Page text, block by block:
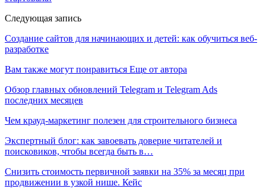
Следующая запись
Создание сайтов для начинающих и детей: как обучиться веб-
разработке
Вам также могут понравиться Еще от автора
Обзор главных обновлений Telegram и Telegram Ads
последних месяцев
Чем крауд-маркетинг полезен для строительного бизнеса
Экспертный блог: как завоевать доверие читателей и
поисковиков, чтобы всегда быть в…
Снизить стоимость первичной заявки на 35% за месяц при
продвижении в узкой нише. Кейс